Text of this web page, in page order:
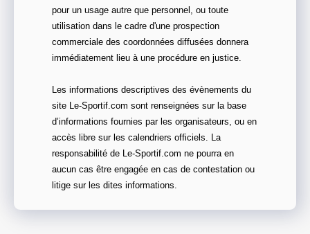
pour un usage autre que personnel, ou toute
utilisation dans le cadre d'une prospection
commerciale des coordonnées diffusées donnera
immédiatement lieu à une procédure en justice.
Les informations descriptives des évènements du
site Le-Sportif.com sont renseignées sur la base
d’informations fournies par les organisateurs, ou en
accès libre sur les calendriers officiels. La
responsabilité de Le-Sportif.com ne pourra en
aucun cas être engagée en cas de contestation ou
litige sur les dites informations.